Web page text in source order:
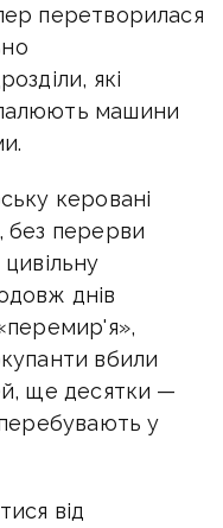
перетворилася
які
машини
керовані
без перерви
днів
вбили
ще десятки —
у
від